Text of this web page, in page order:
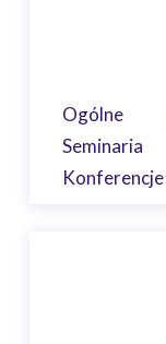
Ogólne
Seminaria
Konferencje